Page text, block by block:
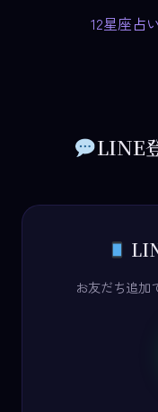
12星座占
LINE
お友だち追加